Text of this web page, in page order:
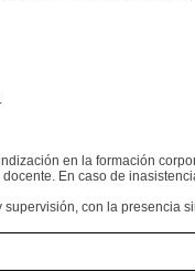
en la formación
En caso de
con la presencia